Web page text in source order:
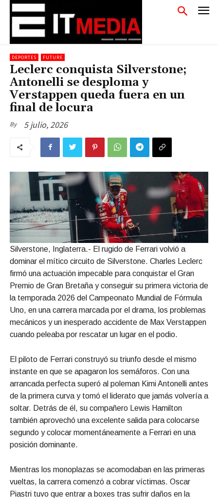
DEPORTES FUTURE
Leclerc conquista Silverstone;
Antonelli se desploma y
Verstappen queda fuera en un
final de locura
By 5 julio, 2026
Silverstone, Inglaterra.- El rugido de Ferrari volvió a
dominar el mítico circuito de Silverstone. Charles Leclerc
firmó una actuación impecable para conquistar el Gran
Premio de Gran Bretaña y conseguir su primera victoria de
la temporada 2026 del Campeonato Mundial de Fórmula
Uno, en una carrera marcada por el drama, los problemas
mecánicos y un inesperado accidente de Max Verstappen
cuando peleaba por rescatar un lugar en el podio.
El piloto de Ferrari construyó su triunfo desde el mismo
instante en que se apagaron los semáforos. Con una
arrancada perfecta superó al poleman Kimi Antonelli antes
de la primera curva y tomó el liderato que jamás volvería a
soltar. Detrás de él, su compañero Lewis Hamilton
también aprovechó una excelente salida para colocarse
segundo y colocar momentáneamente a Ferrari en una
posición dominante.
Mientras los monoplazas se acomodaban en las primeras
vueltas, la carrera comenzó a cobrar víctimas. Oscar
Piastri tuvo que entrar a boxes tras sufrir daños en la